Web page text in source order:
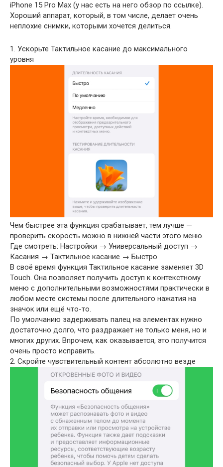
iPhone 15 Pro Max (у нас есть на него обзор по ссылке).
Хороший аппарат, который, в том числе, делает очень
неплохие снимки, которыми хочется делиться.
1. Ускорьте Тактильное касание до максимального
уровня
Чем быстрее эта функция срабатывает, тем лучше —
проверить скорость можно в нижней части этого меню.
Где смотреть: Настройки → Универсальный доступ →
Касания → Тактильное касание → Быстро
В своё время функция Тактильное касание заменяет 3D
Touch. Она позволяет получить доступ к контекстному
меню с дополнительными возможностями практически в
любом месте системы после длительного нажатия на
значок или ещё что-то.
По умолчанию задерживать палец на элементах нужно
достаточно долго, что раздражает не только меня, но и
многих других. Впрочем, как оказывается, это получится
очень просто исправить.
2. Скройте чувствительный контент абсолютно везде